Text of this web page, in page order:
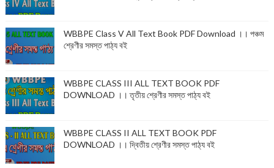
WBBPE Class V All Text Book PDF Download ।। পঞ্চম
শ্রেণীর সমস্ত পাঠ্য বই
WBBPE CLASS III ALL TEXT BOOK PDF
DOWNLOAD ।। তৃতীয় শ্রেণীর সমস্ত পাঠ্য বই
WBBPE CLASS II ALL TEXT BOOK PDF
DOWNLOAD ।। দ্বিতীয় শ্রেণীর সমস্ত পাঠ্য বই